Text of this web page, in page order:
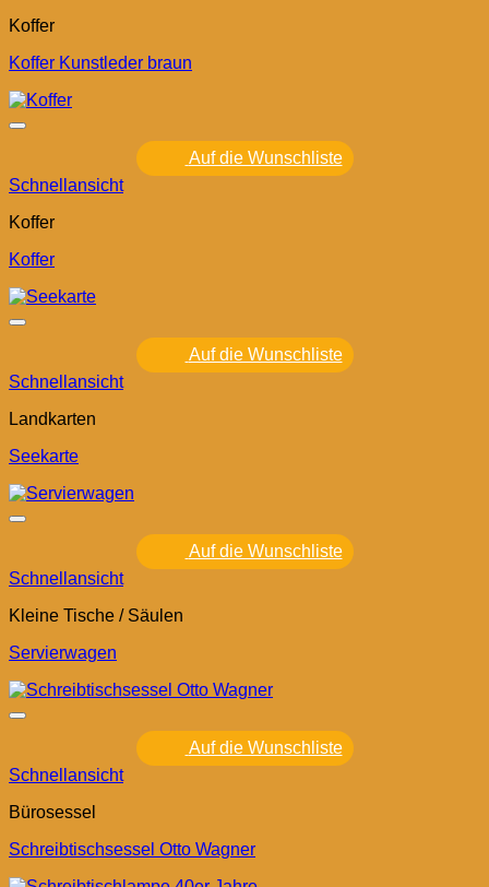
Koffer
Koffer Kunstleder braun
Auf die Wunschliste
Schnellansicht
Koffer
Koffer
Auf die Wunschliste
Schnellansicht
Landkarten
Seekarte
Auf die Wunschliste
Schnellansicht
Kleine Tische / Säulen
Servierwagen
Auf die Wunschliste
Schnellansicht
Bürosessel
Schreibtischsessel Otto Wagner